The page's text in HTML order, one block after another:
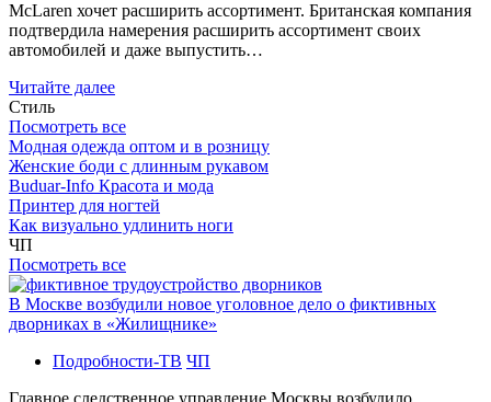
McLaren хочет расширить ассортимент. Британская компания
подтвердила намерения расширить ассортимент своих
автомобилей и даже выпустить…
Читайте далее
Стиль
Посмотреть все
Модная одежда оптом и в розницу
Женские боди с длинным рукавом
Buduar-Info Красота и мода
Принтер для ногтей
Как визуально удлинить ноги
ЧП
Посмотреть все
В Москве возбудили новое уголовное дело о фиктивных
дворниках в «Жилищнике»
Подробности-ТВ ЧП